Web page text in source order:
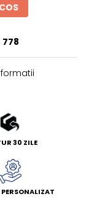
30 ZILE